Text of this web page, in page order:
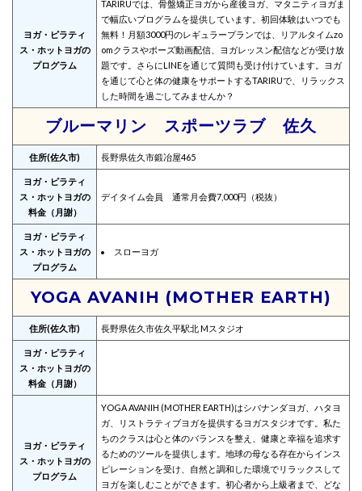
ヨガ・ピラティ
ス・ホットヨガの
プログラム
TARIRUでは、骨盤矯正ヨガから産後ヨガ、マタニティヨガま
で幅広いプログラムを提供しています。初回体験はいつでも
無料！月額3000円のレギュラープランでは、リアルタイムzo
omクラスやポーズ動画配信、ヨガレッスン配信などが受け放
題です。さらにLINEを通じて質問も受け付けています。ヨガ
を通じて心と体の健康をサポートするTARIRUで、リラックス
した時間を過ごしてみませんか？
ブルーマリン スポーツラブ 佐久
住所(佐久市) 長野県佐久市鍛冶屋465
ヨガ・ピラティ
ス・ホットヨガの
料金（月謝）
デイタイム会員 通常月会費7,000円（税抜）
ヨガ・ピラティ
ス・ホットヨガの
プログラム
スローヨガ
YOGA AVANIH (MOTHER EARTH)
住所(佐久市) 長野県佐久市佐久平駅北 Mスタジオ
ヨガ・ピラティ
ス・ホットヨガの
料金（月謝）
ヨガ・ピラティ
ス・ホットヨガの
プログラム
YOGA AVANIH (MOTHER EARTH)はシバナンダヨガ、ハタヨ
ガ、リストラティブヨガを提供するヨガスタジオです。私た
ちのクラスは心と体のバランスを整え、健康と幸福を追求す
るためのツールを提供します。地球の母なる存在からインス
ピレーションを受け、自然と調和した環境でリラックスして
ヨガを楽しむことができます。初心者から上級者まで、どな